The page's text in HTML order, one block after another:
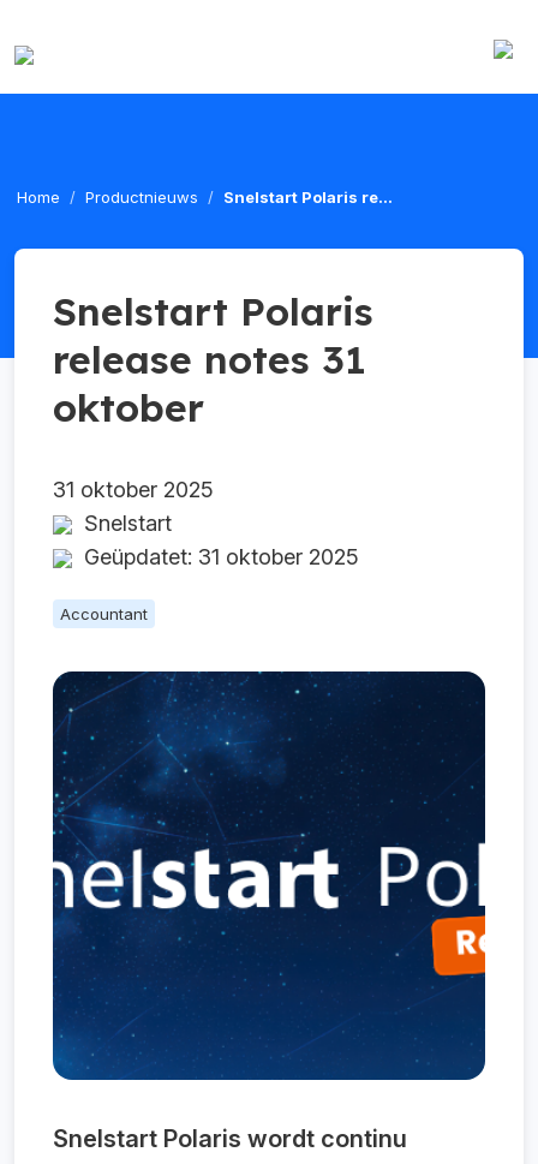
Home Productnieuws Snelstart Polaris re...
Snelstart Polaris
release notes 31
oktober
31 oktober 2025
Snelstart
Geüpdatet: 31 oktober 2025
Accountant
Snelstart Polaris wordt continu